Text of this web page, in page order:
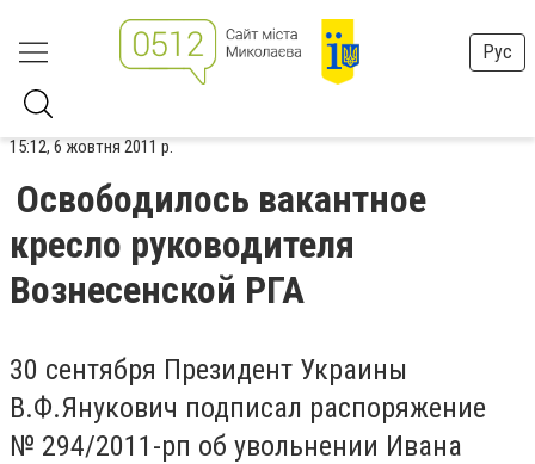
Рус
15:12, 6 жовтня 2011 р.
Освободилось вакантное
кресло руководителя
Вознесенской РГА
30 сентября Президент Украины
В.Ф.Янукович подписал распоряжение
№ 294/2011-рп об увольнении Ивана